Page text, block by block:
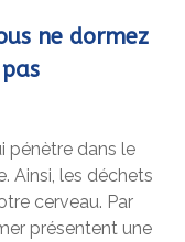
ne dormez
pénètre dans le
Ainsi, les déchets
cerveau. Par
présentent une